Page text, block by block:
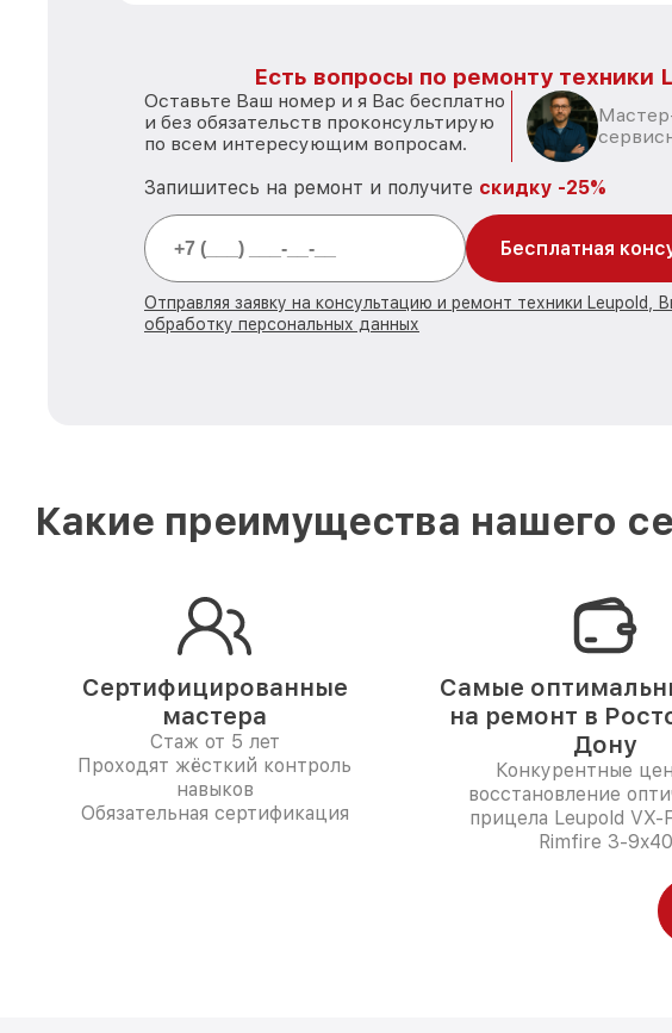
Есть вопросы по ремонту техники
Оставьте Ваш номер и я Вас бесплатно
и без обязательств проконсультирую
по всем интересующим вопросам.
Запишитесь на ремонт и получите скидку -25%
Бесплатная
Отправляя заявку на консультацию и ремонт техники Leupold,
обработку персональных данных
Какие преимущества нашего
Сертифицированные
мастера
Стаж от 5 лет
Проходят жёсткий контроль
навыков
Обязательная сертификация
Самые
на ремонт в
Дону
Конкурентные
восстановление
прицела Leupold VX-
Rimfire 3-9x40